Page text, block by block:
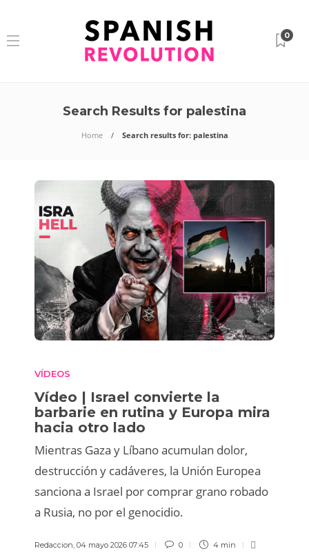
0
Search Results for palestina
Home Search results for: palestina
VÍDEOS
Vídeo | Israel convierte la
barbarie en rutina y Europa mira
hacia otro lado
Mientras Gaza y Líbano acumulan dolor,
destrucción y cadáveres, la Unión Europea
sanciona a Israel por comprar grano robado
a Rusia, no por el genocidio.
Redaccion, 04 mayo 2026 07:45 0 4 min